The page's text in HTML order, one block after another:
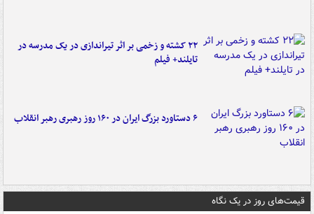
۲۲ کشته و زخمی بر اثر تیراندازی در یک مدرسه در
تایلند+ فیلم
۶ دستاورد بزرگ ایران در ۱۶۰ روز رهبری رهبر انقلاب
قیمت‌های روز در یک نگاه